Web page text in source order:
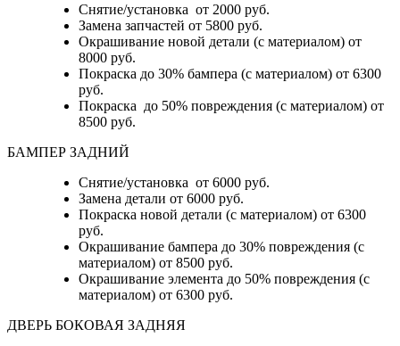
Снятие/установка от 2000 руб.
Замена запчастей от 5800 руб.
Окрашивание новой детали (с материалом) от
8000 руб.
Покраска до 30% бампера (с материалом) от 6300
руб.
Покраска до 50% повреждения (с материалом) от
8500 руб.
БАМПЕР ЗАДНИЙ
Снятие/установка от 6000 руб.
Замена детали от 6000 руб.
Покраска новой детали (с материалом) от 6300
руб.
Окрашивание бампера до 30% повреждения (с
материалом) от 8500 руб.
Окрашивание элемента до 50% повреждения (с
материалом) от 6300 руб.
ДВЕРЬ БОКОВАЯ ЗАДНЯЯ